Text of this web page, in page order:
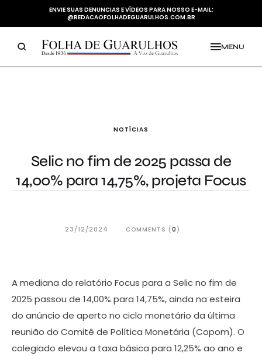
ENVIE SUAS DENUNCIAS E VÍDEOS PARA NOSSO E-MAIL:
@REDACAOFOLHADEGUARULHOS.COM.BR
MENU
NOTÍCIAS
Selic no fim de 2025 passa de
14,00% para 14,75%, projeta Focus
23/12/2024 COMMENTS (0 )
A mediana do relatório Focus para a Selic no fim de
2025 passou de 14,00% para 14,75%, ainda na esteira
do anúncio de aperto no ciclo monetário da última
reunião do Comitê de Política Monetária (Copom). O
colegiado elevou a taxa básica para 12,25% ao ano e